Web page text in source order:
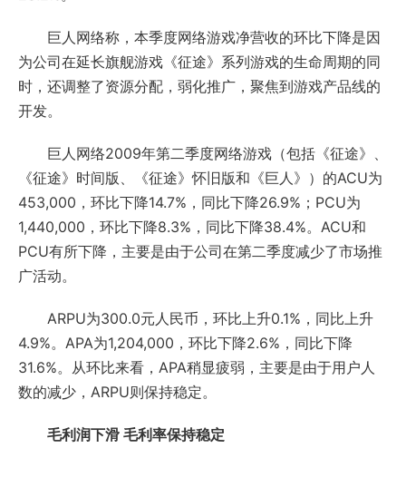
巨人网络称，本季度网络游戏净营收的环比下降是因
为公司在延长旗舰游戏《征途》系列游戏的生命周期的同
时，还调整了资源分配，弱化推广，聚焦到游戏产品线的
开发。
巨人网络2009年第二季度网络游戏（包括《征途》、
《征途》时间版、《征途》怀旧版和《巨人》）的ACU为
453,000，环比下降14.7%，同比下降26.9%；PCU为
1,440,000，环比下降8.3%，同比下降38.4%。ACU和
PCU有所下降，主要是由于公司在第二季度减少了市场推
广活动。
ARPU为300.0元人民币，环比上升0.1%，同比上升
4.9%。APA为1,204,000，环比下降2.6%，同比下降
31.6%。从环比来看，APA稍显疲弱，主要是由于用户人
数的减少，ARPU则保持稳定。
毛利润下滑 毛利率保持稳定